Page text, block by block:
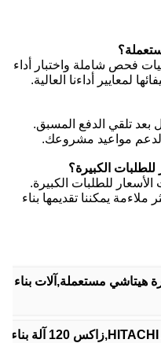
فحص شاملة واختبار أداء
لمعايير أداءنا العالية.
خلال 7-12 يوم عمل بعد تلقي الدفع المسبق.
لدعم مواعيد مشروعك.
للطلبات الكبيرة.
يمكننا تقديمها بناء
مستعملة,آلات بناء